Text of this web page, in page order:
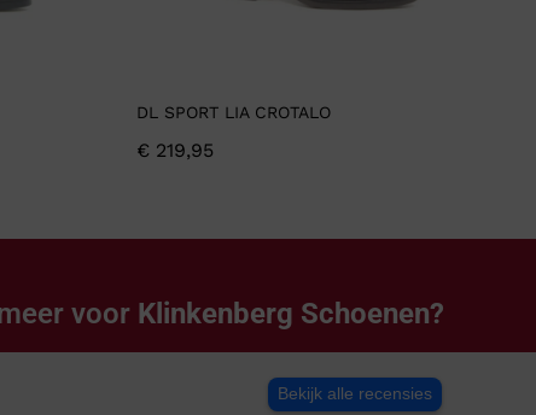
DL SPORT LIA CROTALO
€ 219,95
voor Klinkenberg Schoenen?
Bekijk alle recensies